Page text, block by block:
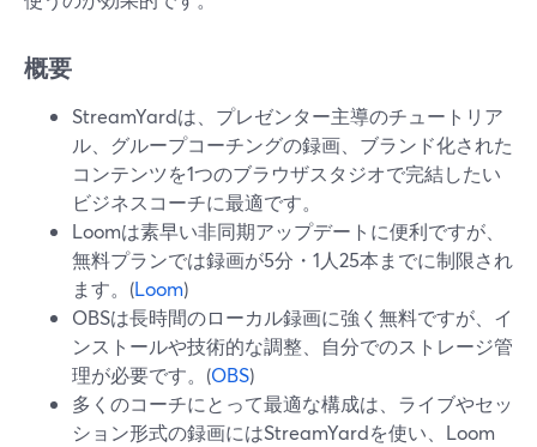
概要
StreamYardは、プレゼンター主導のチュートリア
ル、グループコーチングの録画、ブランド化された
コンテンツを1つのブラウザスタジオで完結したい
ビジネスコーチに最適です。
Loomは素早い非同期アップデートに便利ですが、
無料プランでは録画が5分・1人25本までに制限され
ます。(Loom)
OBSは長時間のローカル録画に強く無料ですが、イ
ンストールや技術的な調整、自分でのストレージ管
理が必要です。(OBS)
多くのコーチにとって最適な構成は、ライブやセッ
ション形式の録画にはStreamYardを使い、Loom